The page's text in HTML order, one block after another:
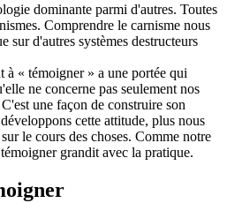
dominante parmi d'autres. Toutes
Comprendre le carnisme nous
sur d'autres systèmes destructeurs
à « témoigner » a une portée qui
ne concerne pas seulement nos
une façon de construire son
cette attitude, plus nous
le cours des choses. Comme notre
grandit avec la pratique.